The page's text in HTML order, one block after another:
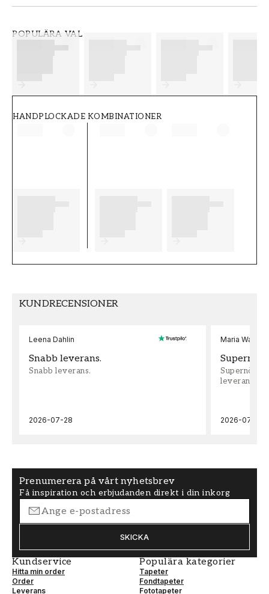
POPULÄRA VAL
HANDPLOCKADE KOMBINATIONER
KUNDRECENSIONER
Leena Dahlin
Snabb leverans.
Snabb leverans.
2026-07-28
Maria
leveran,
2026-07-22
Prenumerera på vårt nyhetsbrev
Få inspiration och erbjudanden direkt i din inkorg
SKICKA
Kundservice
Hitta min order
Order
Leverans
Populära kategorier
Tapeter
Fondtapeter
Fototapeter